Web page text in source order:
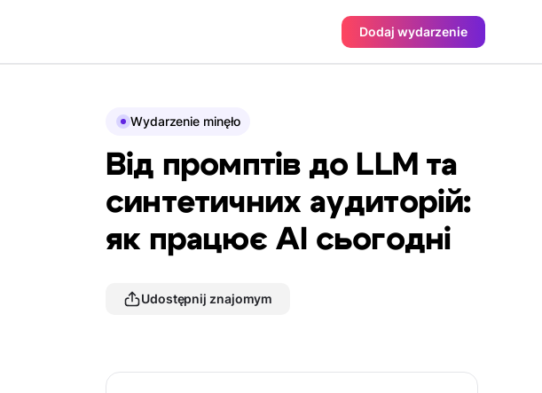
Dodaj wydarzenie
Wydarzenie minęło
Від промптів до LLM та
синтетичних аудиторій:
як працює AI сьогодні
Udostępnij znajomym